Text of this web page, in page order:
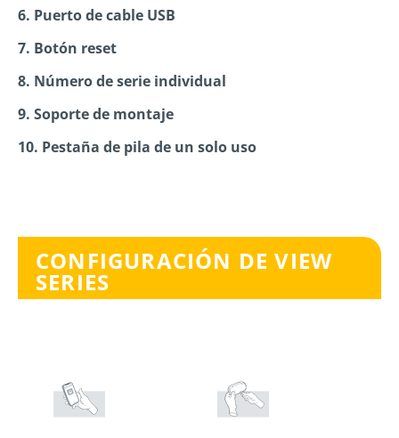
6. Puerto de cable USB
7. Botón reset
8. Número de serie individual
9. Soporte de montaje
10. Pestaña de pila de un solo uso
CONFIGURACIÓN DE VIEW
SERIES